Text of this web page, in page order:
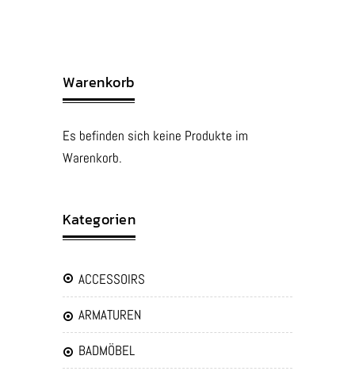
Warenkorb
Es befinden sich keine Produkte im
Warenkorb.
Kategorien
ACCESSOIRS
ARMATUREN
BADMÖBEL